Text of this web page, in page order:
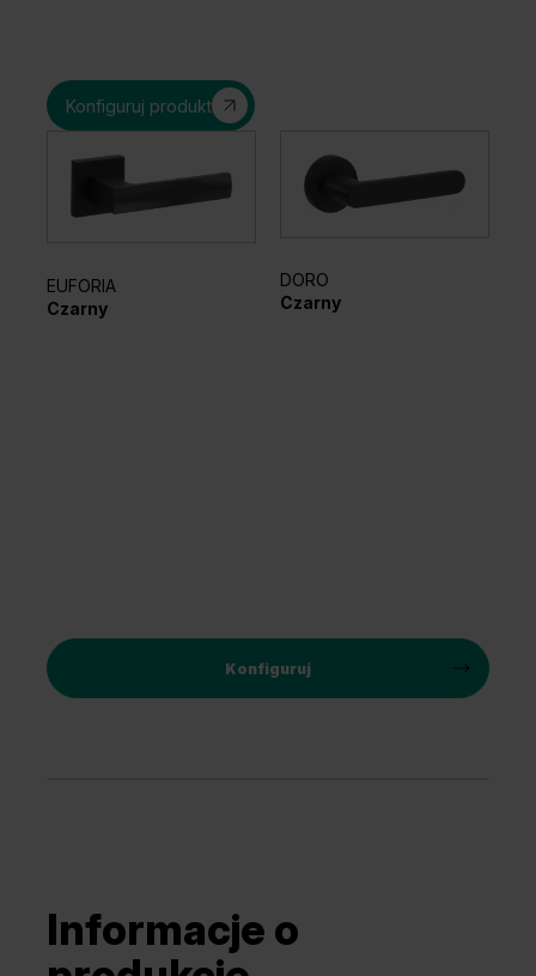
Konfiguruj produkt
EUFORIA
Czarny
DORO
Czarny
Konfiguruj
Informacje o